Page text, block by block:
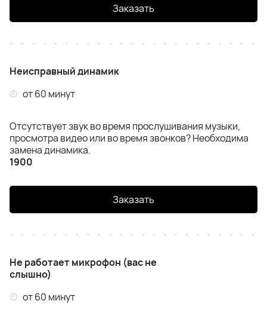
Заказать
Неисправный динамик
от 60 минут
Отсутствует звук во время прослушивания музыки,
просмотра видео или во время звонков? Необходима
замена динамика.
1900
Заказать
Не работает микрофон (вас не
слышно)
от 60 минут